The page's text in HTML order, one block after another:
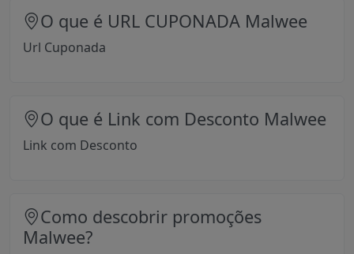
O que é URL CUPONADA Malwee
Url Cuponada
O que é Link com Desconto Malwee
Link com Desconto
Como descobrir promoções
Malwee?